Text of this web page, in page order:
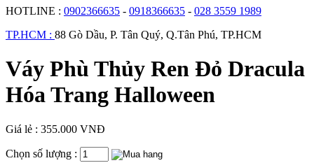
HOTLINE : 0902366635 - 0918366635 - 028 3559 1989
TP.HCM : 88 Gò Dầu, P. Tân Quý, Q.Tân Phú, TP.HCM
Váy Phù Thủy Ren Đỏ Dracula
Hóa Trang Halloween
Giá lẻ : 355.000 VNĐ
Chọn số lượng :